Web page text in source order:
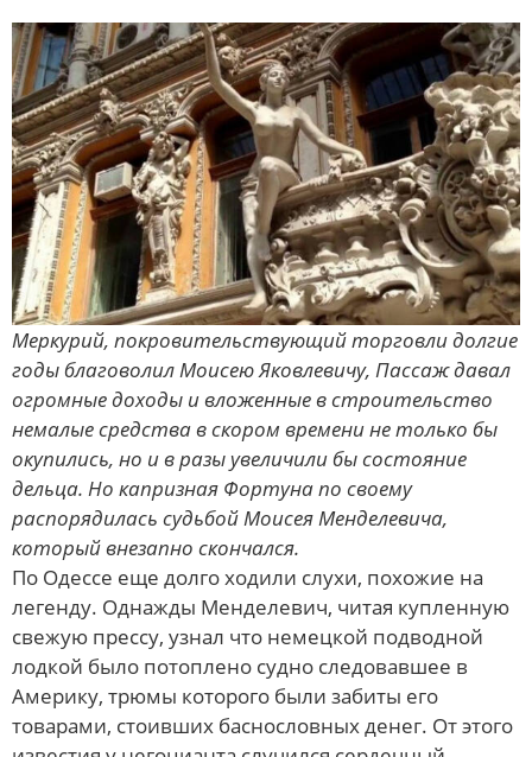
Меркурий, покровительствующий торговли долгие
годы благоволил Моисею Яковлевичу, Пассаж давал
огромные доходы и вложенные в строительство
немалые средства в скором времени не только бы
окупились, но и в разы увеличили бы состояние
дельца. Но капризная Фортуна по своему
распорядилась судьбой Моисея Менделевича,
который внезапно скончался.
По Одессе еще долго ходили слухи, похожие на
легенду. Однажды Менделевич, читая купленную
свежую прессу, узнал что немецкой подводной
лодкой было потоплено судно следовавшее в
Америку, трюмы которого были забиты его
товарами, стоивших баснословных денег. От этого